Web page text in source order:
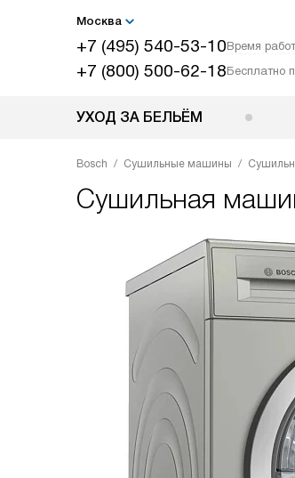
Москва
+7 (495) 540-53-10Время
+7 (800) 500-62-18Бесплатно
УХОД ЗА БЕЛЬЁМ
Bosch Сушильные машины
Сушильная